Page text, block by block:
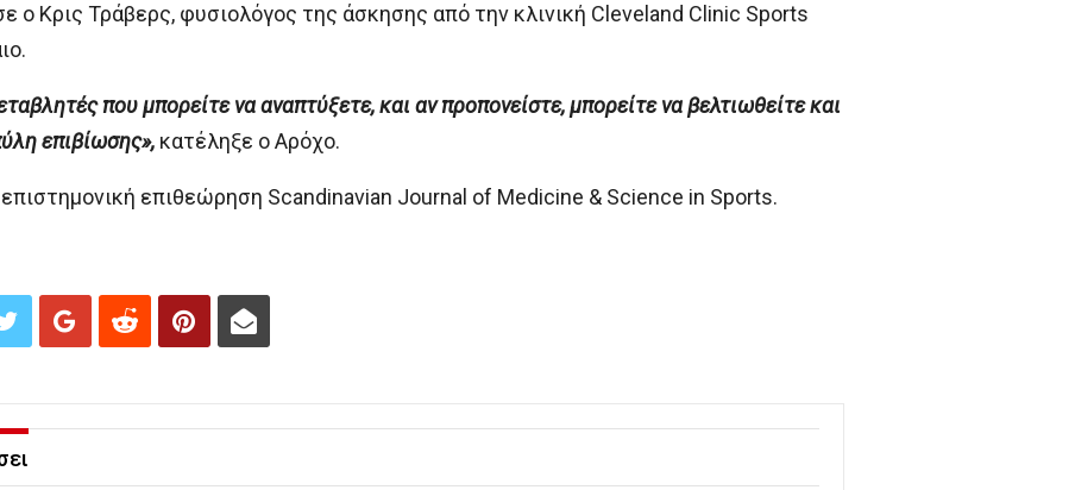
ο Κρις Τράβερς, φυσιολόγος της άσκησης από την κλινική Cleveland Clinic Sports
που μπορείτε να αναπτύξετε, και αν προπονείστε, μπορείτε να βελτιωθείτε και
επιβίωσης», κατέληξε ο Αρόχο.
επιθεώρηση Scandinavian Journal of Medicine & Science in Sports.